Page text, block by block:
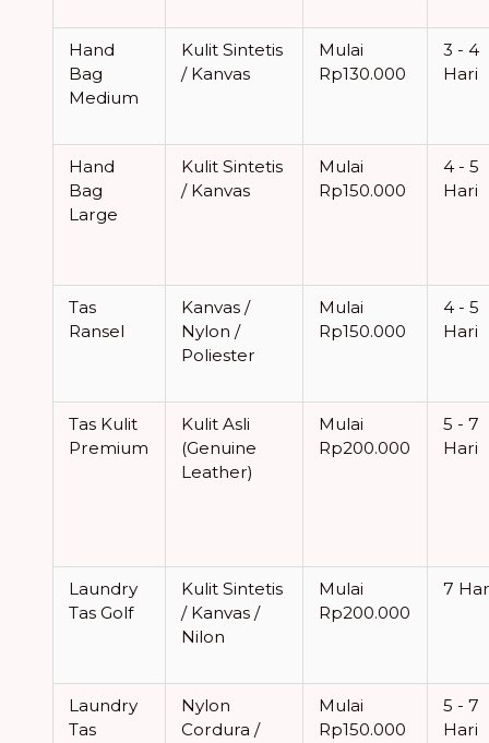
Hand
Bag
Medium
Kulit Sintetis
/ Kanvas
Mulai
Rp130.000
3 - 4
Hari
Hand
Bag
Large
Kulit Sintetis
/ Kanvas
Mulai
Rp150.000
4 - 5
Hari
Tas
Ransel
Kanvas /
Nylon /
Poliester
Mulai
Rp150.000
4 - 5
Hari
Tas Kulit
Premium
Kulit Asli
(Genuine
Leather)
Mulai
Rp200.000
5 - 7
Hari
Laundry
Tas Golf
Kulit Sintetis
/ Kanvas /
Nilon
Mulai
Rp200.000
7
Laundry
Tas
Nylon
Cordura /
Mulai
Rp150.000
5 - 7
Hari